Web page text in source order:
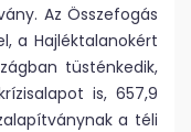
Az Összefogás
a Hajléktalanokért
tüsténkedik,
is, 657,9
a téli